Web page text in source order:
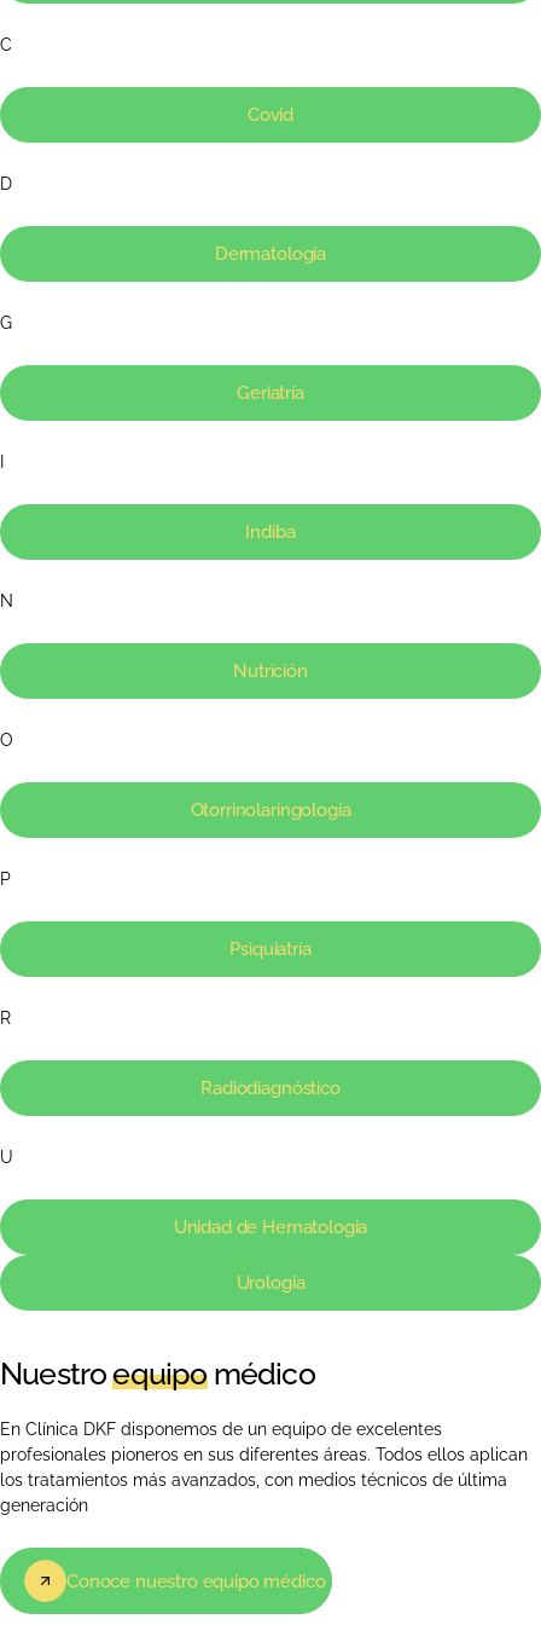
C
Covid
D
Dermatología
G
Geriatría
Indiba
N
Nutrición
O
Otorrinolaringología
P
Psiquiatría
R
Radiodiagnóstico
U
Unidad de Hematologia
Urología
Nuestroequipomédico
En Clínica DKF disponemos de un equipo de excelentes
profesionales pioneros en sus diferentes áreas. Todos ellos aplican
los tratamientos más avanzados, con medios técnicos de última
generación
Conoce nuestro equipo médico